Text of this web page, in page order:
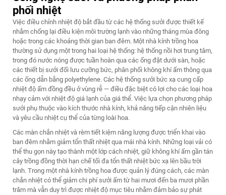
phối nhiệt
Việc điều chỉnh nhiệt độ bắt đầu từ các hệ thống sưởi được thiết kế
nhằm chống lại điều kiện môi trường lạnh vào những tháng mùa đông
hoặc trong các khoảng thời gian ban đêm. Một nhà kính trồng hoa
thường sử dụng một trong hai loại hệ thống: hệ thống nồi hơi trung tâm,
trong đó nước nóng được tuần hoàn qua các ống đặt dưới sàn, hoặc
các thiết bị sưởi đối lưu cưỡng bức, phân phối không khí ấm thông qua
các ống dẫn bằng polyethylene. Các hệ thống sưởi bức xạ cung cấp
nhiệt độ ấm đồng đều ở vùng rễ — điều đặc biệt có lợi cho các loại hoa
nhạy cảm với nhiệt độ giá lạnh của giá thể. Việc lựa chọn phương pháp
sưởi phụ thuộc vào kích thước nhà kính, khả năng tiếp cận nhiên liệu
và yêu cầu nhiệt cụ thể của từng loài hoa.
Các màn chắn nhiệt và rèm tiết kiệm năng lượng được triển khai vào
ban đêm nhằm giảm tổn thất nhiệt qua mái nhà kính. Những loại vải có
thể thu gọn này tạo thành một lớp cách nhiệt, giữ không khí ấm gần tán
cây trồng đồng thời hạn chế tối đa tổn thất nhiệt bức xạ lên bầu trời
lạnh. Trong một nhà kính trồng hoa được quản lý đúng cách, các màn
chắn nhiệt có thể giảm chi phí sưởi ấm từ hai mươi đến ba mươi phần
trăm mà vẫn duy trì được nhiệt độ mục tiêu nhằm đảm bảo sự phát